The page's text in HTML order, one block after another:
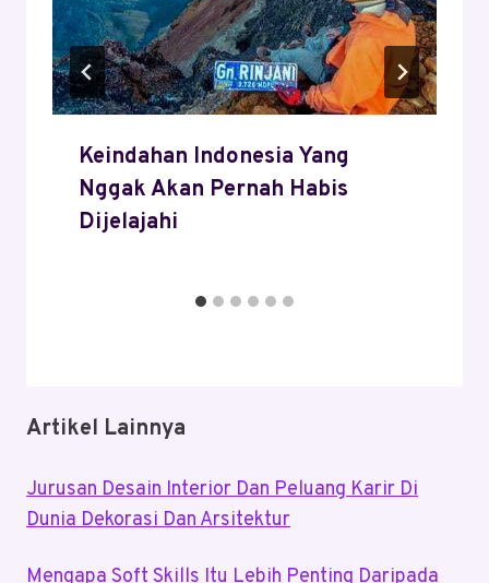
Keindahan Indonesia Yang
Nggak Akan Pernah Habis
Dijelajahi
Artikel Lainnya
Jurusan Desain Interior Dan Peluang Karir Di
Dunia Dekorasi Dan Arsitektur
Mengapa Soft Skills Itu Lebih Penting Daripada